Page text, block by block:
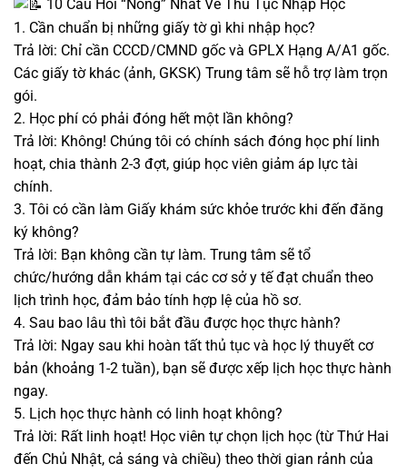
10 Câu Hỏi “Nóng” Nhất Về Thủ Tục Nhập Học
1. Cần chuẩn bị những giấy tờ gì khi nhập học?
Trả lời: Chỉ cần CCCD/CMND gốc và GPLX Hạng A/A1 gốc.
Các giấy tờ khác (ảnh, GKSK) Trung tâm sẽ hỗ trợ làm trọn
gói.
2. Học phí có phải đóng hết một lần không?
Trả lời: Không! Chúng tôi có chính sách đóng học phí linh
hoạt, chia thành 2-3 đợt, giúp học viên giảm áp lực tài
chính.
3. Tôi có cần làm Giấy khám sức khỏe trước khi đến đăng
ký không?
Trả lời: Bạn không cần tự làm. Trung tâm sẽ tổ
chức/hướng dẫn khám tại các cơ sở y tế đạt chuẩn theo
lịch trình học, đảm bảo tính hợp lệ của hồ sơ.
4. Sau bao lâu thì tôi bắt đầu được học thực hành?
Trả lời: Ngay sau khi hoàn tất thủ tục và học lý thuyết cơ
bản (khoảng 1-2 tuần), bạn sẽ được xếp lịch học thực hành
ngay.
5. Lịch học thực hành có linh hoạt không?
Trả lời: Rất linh hoạt! Học viên tự chọn lịch học (từ Thứ Hai
đến Chủ Nhật, cả sáng và chiều) theo thời gian rảnh của